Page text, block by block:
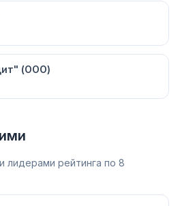
(ООО)
лидерами рейтинга по 8